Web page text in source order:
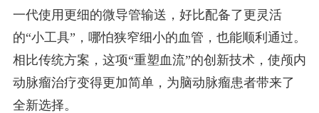
一代使用更细的微导管输送，好比配备了更灵活
的“小工具”，哪怕狭窄细小的血管，也能顺利通过。
相比传统方案，这项“重塑血流”的创新技术，使颅内
动脉瘤治疗变得更加简单，为脑动脉瘤患者带来了
全新选择。